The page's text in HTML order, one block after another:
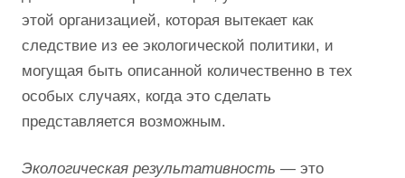
этой организацией, которая вытекает как
следствие из ее экологической политики, и
могущая быть описанной количественно в тех
особых случаях, когда это сделать
представляется возможным.
Экологическая результативность — это